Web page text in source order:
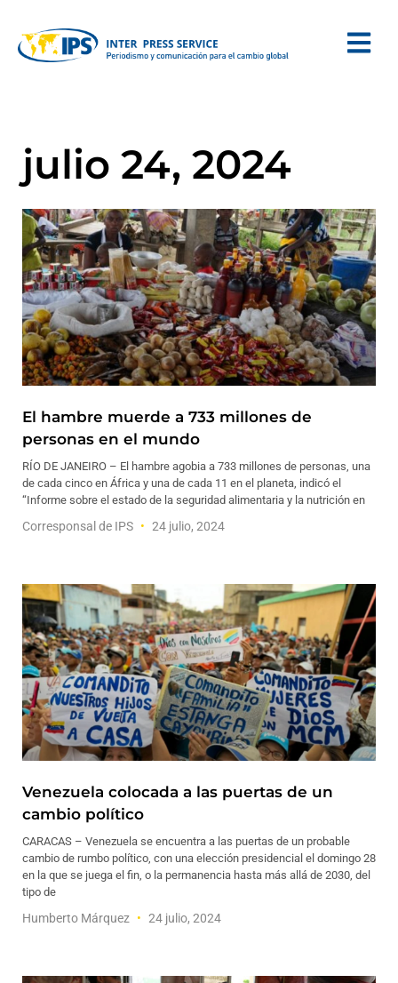
julio 24, 2024
El hambre muerde a 733 millones de
personas en el mundo
RÍO DE JANEIRO – El hambre agobia a 733 millones de personas, una
de cada cinco en África y una de cada 11 en el planeta, indicó el
“Informe sobre el estado de la seguridad alimentaria y la nutrición en
Corresponsal de IPS 24 julio, 2024
Venezuela colocada a las puertas de un
cambio político
CARACAS – Venezuela se encuentra a las puertas de un probable
cambio de rumbo político, con una elección presidencial el domingo 28
en la que se juega el fin, o la permanencia hasta más allá de 2030, del
tipo de
Humberto Márquez 24 julio, 2024